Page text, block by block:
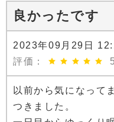
良かったです
2023年09月29日
評価：
5
以前から気になって
つきました。